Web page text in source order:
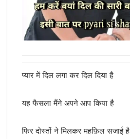
प्यार में दिल लगा कर दिल दिया है
यह फैसला मैंने अपने आप किया है
फिर दोस्तों ने मिलकर महफ़िल सजाई है